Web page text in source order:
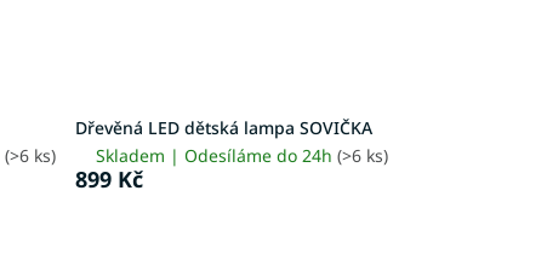
(>6 ks)
Dřevěná LED dětská lampa SOVIČKA
Skladem | Odesíláme do 24h (>6 ks)
899 Kč